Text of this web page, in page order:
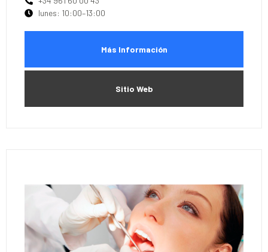
lunes: 10:00–13:00
Más Información
Sitio Web